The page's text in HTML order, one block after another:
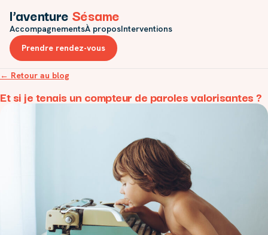
l’aventureSésame
AccompagnementsÀ proposInterventions
Prendre rendez-vous
← Retour au blog
Et si je tenais un compteur de paroles valorisantes ?